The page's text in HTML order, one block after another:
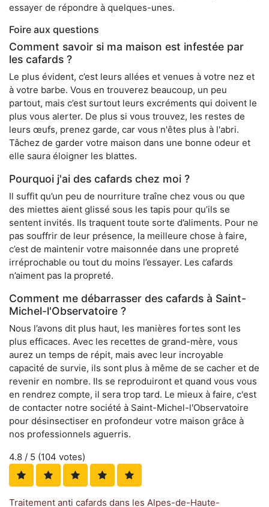
essayer de répondre à quelques-unes.
Foire aux questions
Comment savoir si ma maison est infestée par
les cafards ?
Le plus évident, c’est leurs allées et venues à votre nez et
à votre barbe. Vous en trouverez beaucoup, un peu
partout, mais c’est surtout leurs excréments qui doivent le
plus vous alerter. De plus si vous trouvez, les restes de
leurs œufs, prenez garde, car vous n'êtes plus à l'abri.
Tâchez de garder votre maison dans une bonne odeur et
elle saura éloigner les blattes.
Pourquoi j'ai des cafards chez moi ?
Il suffit qu’un peu de nourriture traîne chez vous ou que
des miettes aient glissé sous les tapis pour qu’ils se
sentent invités. Ils traquent toute sorte d’aliments. Pour ne
pas souffrir de leur présence, la meilleure chose à faire,
c’est de maintenir votre maisonnée dans une propreté
irréprochable ou tout du moins l’essayer. Les cafards
n’aiment pas la propreté.
Comment me débarrasser des cafards à Saint-
Michel-l'Observatoire ?
Nous l’avons dit plus haut, les manières fortes sont les
plus efficaces. Avec les recettes de grand-mère, vous
aurez un temps de répit, mais avec leur incroyable
capacité de survie, ils sont plus à même de se cacher et de
revenir en nombre. Ils se reproduiront et quand vous vous
en rendrez compte, il sera trop tard. Le mieux à faire, c'est
de contacter notre société à Saint-Michel-l'Observatoire
pour désinsectiser en profondeur votre maison grâce à
nos professionnels aguerris.
4.8 / 5 (104 votes)
Traitement anti cafards dans les Alpes-de-Haute-